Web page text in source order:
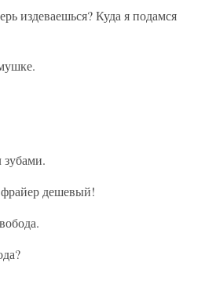
издеваешься? Куда я подамся
зубами.
дешевый!